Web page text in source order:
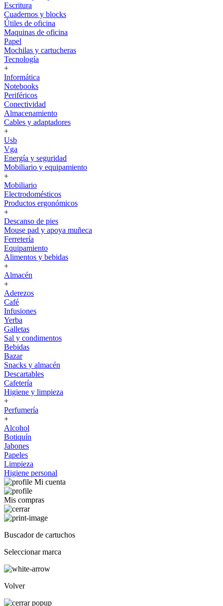
Escritura
Cuadernos y blocks
Útiles de oficina
Maquinas de oficina
Papel
Mochilas y cartucheras
Tecnología
+
Informática
Notebooks
Periféricos
Conectividad
Almacenamiento
Cables y adaptadores
+
Usb
Vga
Energía y seguridad
Mobiliario y equipamiento
+
Mobiliario
Electrodomésticos
Productos ergonómicos
+
Descanso de pies
Mouse pad y apoya muñeca
Ferretería
Equipamiento
Alimentos y bebidas
+
Almacén
+
Aderezos
Café
Infusiones
Yerba
Galletas
Sal y condimentos
Bebidas
Bazar
Snacks y almacén
Descartables
Cafetería
Higiene y limpieza
+
Perfumería
+
Alcohol
Botiquín
Jabones
Papeles
Limpieza
Higiene personal
Mi cuenta
Mis compras
Buscador de cartuchos
Seleccionar marca
Volver